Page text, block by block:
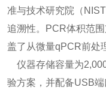
准与技术研究院（
追溯性。PCR体积范
盖了从微量qPCR前处
仪器存储容量为
验方案，并配备USB